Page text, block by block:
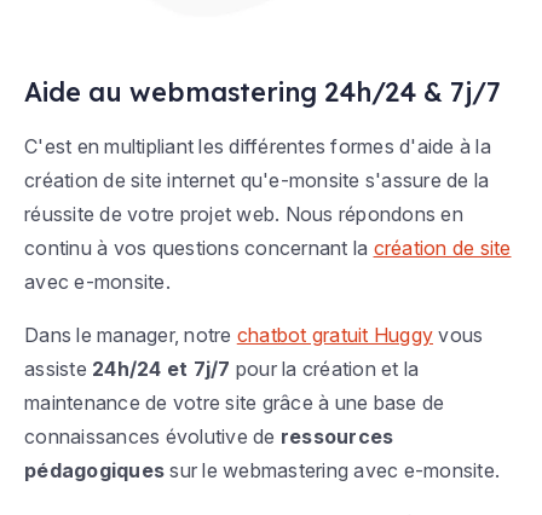
Aide au webmastering 24h/24 & 7j/7
C'est en multipliant les différentes formes d'aide à la
création de site internet qu'e-monsite s'assure de la
réussite de votre projet web. Nous répondons en
continu à vos questions concernant la création de site
avec e-monsite.
Dans le manager, notre chatbot gratuit Huggy vous
assiste 24h/24 et 7j/7 pour la création et la
maintenance de votre site grâce à une base de
connaissances évolutive de ressources
pédagogiques sur le webmastering avec e-monsite.